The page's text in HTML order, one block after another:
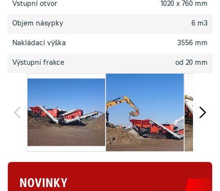
Vstupní otvor 1020 x 760 mm
Objem násypky 6 m3
Nakládací výška 3556 mm
Výstupní frakce od 20 mm
NOVINKY